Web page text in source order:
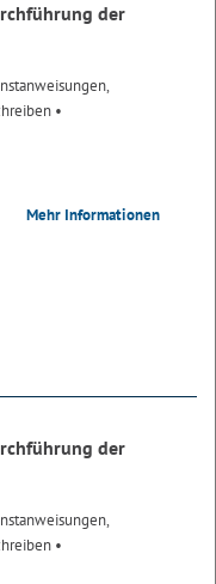
der
•
Mehr Informationen
der
•